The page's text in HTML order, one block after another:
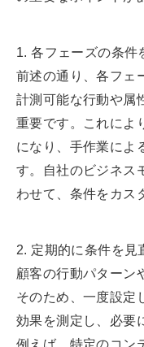
1. 各フェーズの条件
前述の通り、各フェ
計測可能な行動や属
重要です。これによ
になり、手作業によ
す。自社のビジネス
わせて、条件をカス
2. 定期的に条件を見
顧客の行動パターン
そのため、一度設定
効果を測定し、必要
例えば、特定のコン